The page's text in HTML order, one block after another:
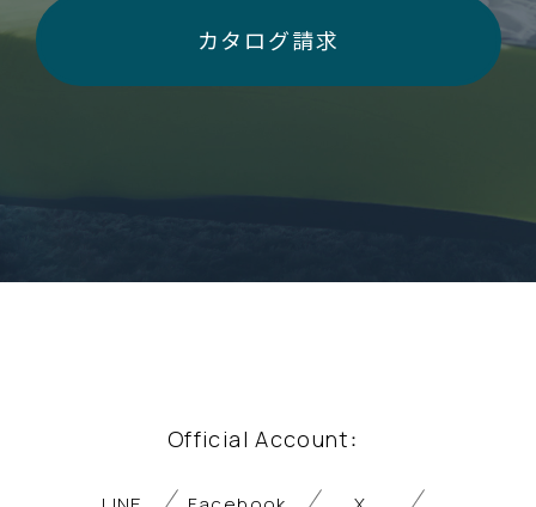
カタログ請求
Official Account：